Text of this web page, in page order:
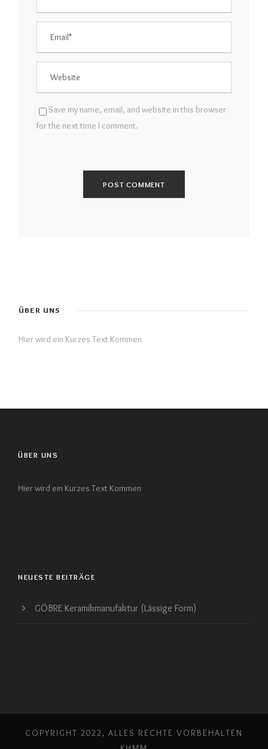
Save my name, email, and website in this browser
for the next time I comment.
ÜBER UNS
Hier wird ein Kurzes Text Kommen
ÜBER UNS
Hier wird ein Kurzes Text Kommen
NEUESTE BEITRÄGE
GÖBRE Keramikmanufaktur (Lässige Form)
COPYRIGHT 2022, ALLES RECHTE VORBEHALTEN